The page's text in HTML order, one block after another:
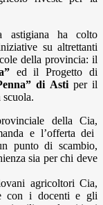
astigiana ha colto
su altrettanti
della provincia: il
ed il Progetto di
di Astiper il
della Cia,
e l’offerta dei
punto di scambio,
sia per chi deve
agricoltori Cia,
con i docenti e gli